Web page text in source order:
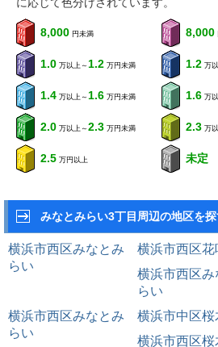
8,000 円未満 8,000
1.0 万以上～ 1.2 万円未満 1.2 万
1.4 万以上～ 1.6 万円未満 1.6 万
2.0 万以上～ 2.3 万円未満 2.3 万
2.5 万円以上 未定
みなとみらい3丁目周辺の地区を
横浜市西区みなとみ
らい
横浜市西区花
横浜市西区み
らい
横浜市西区みなとみ
らい
横浜市中区桜
横浜市西区桜